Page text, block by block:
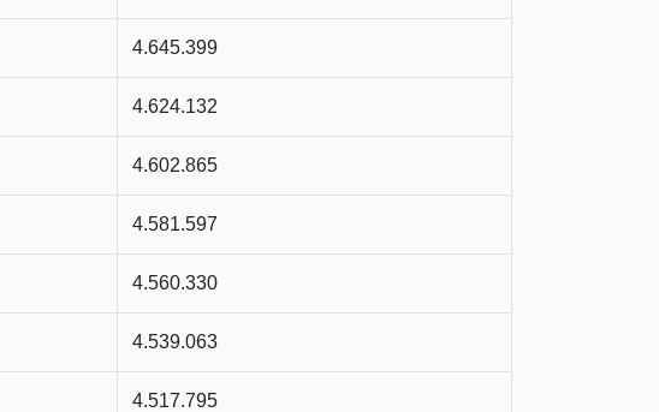
4.645.399
4.624.132
4.602.865
4.581.597
4.560.330
4.539.063
4.517.795